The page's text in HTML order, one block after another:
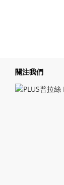
關注我們